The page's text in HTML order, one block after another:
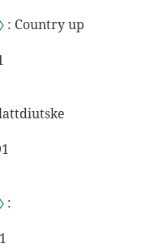
: Country up
: